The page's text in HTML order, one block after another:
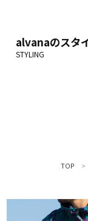
alvanaのスタ
TOP >